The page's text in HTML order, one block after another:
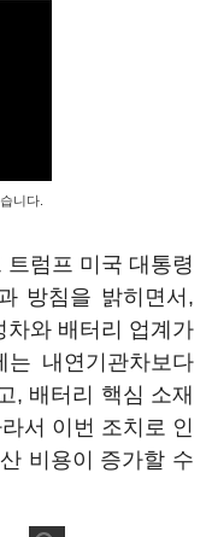
니다.
럼프 미국 대통령
방침을 밝히면서,
차와 배터리 업계가
내연기관차보다
, 배터리 핵심 소재
서 이번 조치로 인
비용이 증가할 수